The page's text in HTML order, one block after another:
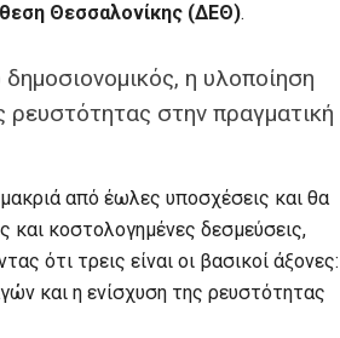
Θεσσαλονίκης (ΔΕΘ).
η υλοποίηση
στην πραγματική
από έωλες υποσχέσεις και θα
και κοστολογημένες δεσμεύσεις,
ότι τρεις είναι οι βασικοί άξονες:
και η ενίσχυση της ρευστότητας